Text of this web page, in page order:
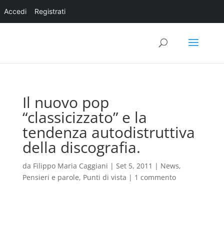
Il nuovo pop
“classicizzato” e la
tendenza autodistruttiva
della discografia.
da Filippo Maria Caggiani | Set 5, 2011 | News,
Pensieri e parole, Punti di vista | 1 commento
Accedi Registrati